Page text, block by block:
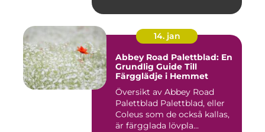
14. jan
Abbey Road Palettblad: En
Grundlig Guide Till
Färgglädje i Hemmet
Översikt av Abbey Road
Palettblad Palettblad, eller
Coleus som de också kallas,
är färgglada lövpla...